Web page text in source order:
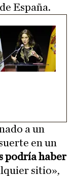
España.
a un
en un
podría haber
sitio»,